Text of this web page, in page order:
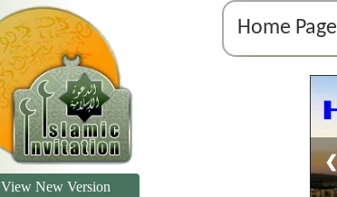
Home Page
❮
View New Version